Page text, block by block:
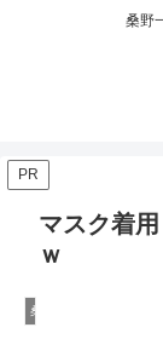
桑野
PR
マスク着
ｗ
桑野一哉の陰謀論